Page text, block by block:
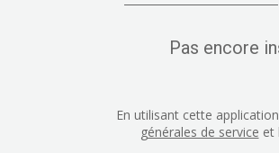
Pas encore
En utilisant cette
générales de service et